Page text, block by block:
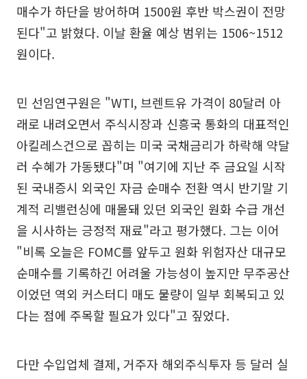
매수가 하단을 방어하며 1500원 후반 박스권이 전망
된다"고 밝혔다. 이날 환율 예상 범위는 1506~1512
원이다.
민 선임연구원은 "WTI, 브렌트유 가격이 80달러 아
래로 내려오면서 주식시장과 신흥국 통화의 대표적인
아킬레스건으로 꼽히는 미국 국채금리가 하락해 약달
러 수혜가 가동됐다"며 "여기에 지난 주 금요일 시작
된 국내증시 외국인 자금 순매수 전환 역시 반기말 기
계적 리밸런싱에 매몰돼 있던 외국인 원화 수급 개선
을 시사하는 긍정적 재료"라고 평가했다. 그는 이어
"비록 오늘은 FOMC를 앞두고 원화 위험자산 대규모
순매수를 기록하긴 어려울 가능성이 높지만 무주공산
이었던 역외 커스터디 매도 물량이 일부 회복되고 있
다는 점에 주목할 필요가 있다"고 짚었다.
다만 수입업체 결제, 거주자 해외주식투자 등 달러 실